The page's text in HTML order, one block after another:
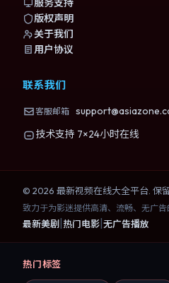
服务支持
版权声明
关于我们
用户协议
联系我们
客服邮箱
技术支持 7×24小时在线
© 2026 最新视频在线大全平台. 保
致力于为影迷提供高清、流畅、无广告
最新美剧 热门电影 无广告播放
热门标签